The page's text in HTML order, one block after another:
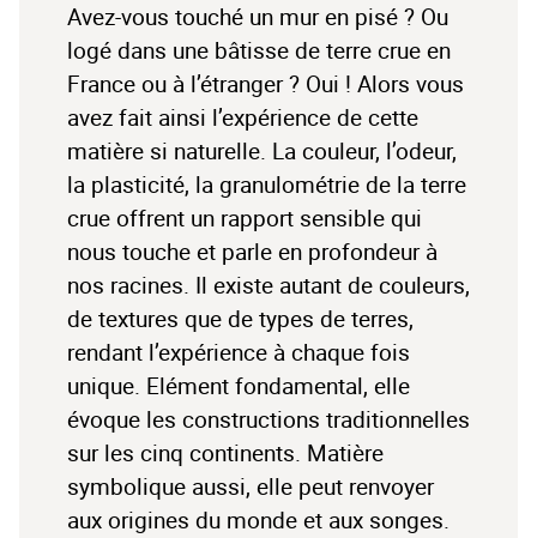
Avez-vous touché un mur en pisé ? Ou
logé dans une bâtisse de terre crue en
France ou à l’étranger ? Oui ! Alors vous
avez fait ainsi l’expérience de cette
matière si naturelle. La couleur, l’odeur,
la plasticité, la granulométrie de la terre
crue offrent un rapport sensible qui
nous touche et parle en profondeur à
nos racines. Il existe autant de couleurs,
de textures que de types de terres,
rendant l’expérience à chaque fois
unique. Elément fondamental, elle
évoque les constructions traditionnelles
sur les cinq continents. Matière
symbolique aussi, elle peut renvoyer
aux origines du monde et aux songes.